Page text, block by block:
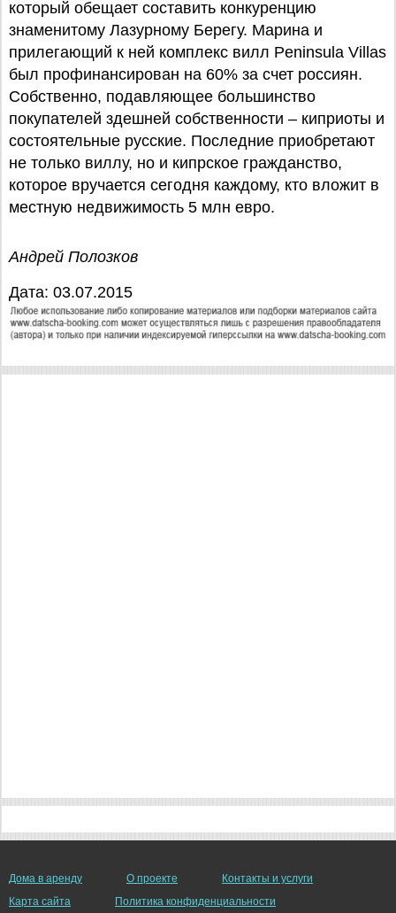
который обещает составить конкуренцию
знаменитому Лазурному Берегу. Марина и
прилегающий к ней комплекс вилл Peninsula Villas
был профинансирован на 60% за счет россиян.
Собственно, подавляющее большинство
покупателей здешней собственности – киприоты и
состоятельные русские. Последние приобретают
не только виллу, но и кипрское гражданство,
которое вручается сегодня каждому, кто вложит в
местную недвижимость 5 млн евро.
Андрей Полозков
Дата: 03.07.2015
Дома в аренду О проекте
Контакты и услуги
Карта сайта
Политика конфиденциальности